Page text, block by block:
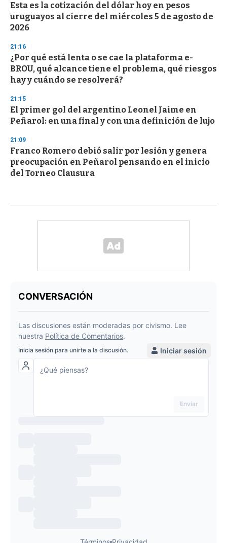
Esta es la cotización del dólar hoy en pesos
uruguayos al cierre del miércoles 5 de agosto de
2026
21:16
¿Por qué está lenta o se cae la plataforma e-
BROU, qué alcance tiene el problema, qué riesgos
hay y cuándo se resolverá?
21:15
El primer gol del argentino Leonel Jaime en
Peñarol: en una final y con una definición de lujo
21:09
Franco Romero debió salir por lesión y genera
preocupación en Peñarol pensando en el inicio
del Torneo Clausura